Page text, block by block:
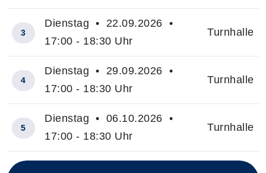
Insgesamt gibt es 10 Termine zum diesen Kurs
3
Dienstag • 22.09.2026 •
17:00 - 18:30 Uhr
Turnhalle
4
Dienstag • 29.09.2026 •
17:00 - 18:30 Uhr
Turnhalle
5
Dienstag • 06.10.2026 •
17:00 - 18:30 Uhr
Turnhalle